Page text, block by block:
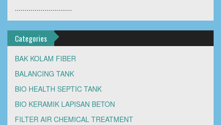
.............................
Categories
BAK KOLAM FIBER
BALANCING TANK
BIO HEALTH SEPTIC TANK
BIO KERAMIK LAPISAN BETON
FILTER AIR CHEMICAL TREATMENT